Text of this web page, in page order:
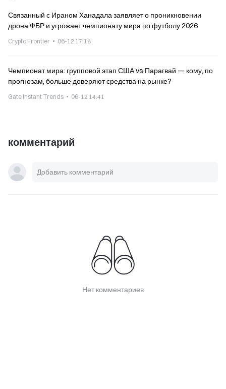
Связанный с Ираном Ханадала заявляет о проникновении
дрона ФБР и угрожает чемпионату мира по футболу 2026
Crypto Frontier 06-12 17:18
Чемпионат мира: групповой этап США vs Парагвай — кому, по
прогнозам, больше доверяют средства на рынке?
Gate Instant Trends 06-12 14:41
комментарий
Нет комментариев